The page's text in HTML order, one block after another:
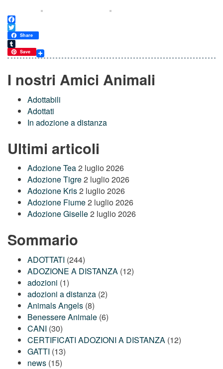
Facebook
Twitter
Share
Tumblr
Save
I nostri Amici Animali
Adottabili
Adottati
In adozione a distanza
Ultimi articoli
Adozione Tea2 luglio 2026
Adozione Tigre2 luglio 2026
Adozione Kris2 luglio 2026
Adozione Fiume2 luglio 2026
Adozione Giselle2 luglio 2026
Sommario
ADOTTATI (244)
ADOZIONE A DISTANZA (12)
adozioni (1)
adozioni a distanza (2)
Animals Angels (8)
Benessere Animale (6)
CANI (30)
CERTIFICATI ADOZIONI A DISTANZA (12)
GATTI (13)
news (15)